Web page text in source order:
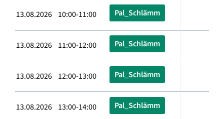
13.08.2026 10:00-11:00 Pal_Schlämm
13.08.2026 11:00-12:00 Pal_Schlämm
13.08.2026 12:00-13:00 Pal_Schlämm
13.08.2026 13:00-14:00 Pal_Schlämm